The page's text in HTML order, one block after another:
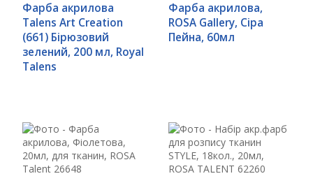
Фарба акрилова
Talens Art Creation
(661) Бірюзовий
зелений, 200 мл, Royal
Talens
Фарба акрилова,
ROSA Gallery, Сіра
Пейна, 60мл